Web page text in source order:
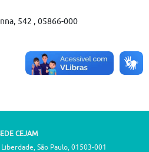
542 , 05866-000
CEJAM
São Paulo, 01503-001